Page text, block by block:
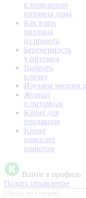
к появлению
питомца дома
Как взять
питомца
из приюта
Беременность
у питомца
Выбрать
кличку
Изучаем эмоции
Журнал
о питомцах
Kinpet для
продавцов
Kinpet
помогает
приютам
Войти в профиль
Подать объявление